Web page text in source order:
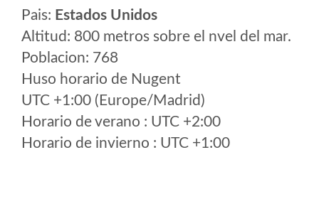
Pais: Estados Unidos
Altitud: 800 metros sobre el nvel del mar.
Poblacion: 768
Huso horario de Nugent
UTC +1:00 (Europe/Madrid)
Horario de verano : UTC +2:00
Horario de invierno : UTC +1:00